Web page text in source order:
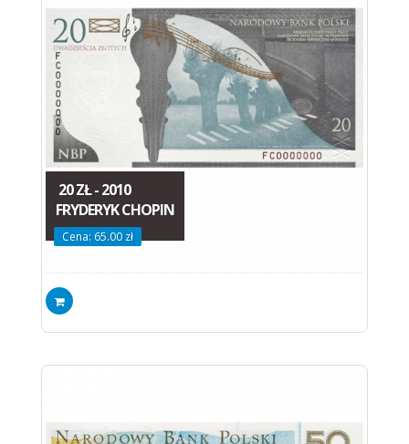
20 ZŁ - 2010
FRYDERYK CHOPIN
Cena: 65.00 zł